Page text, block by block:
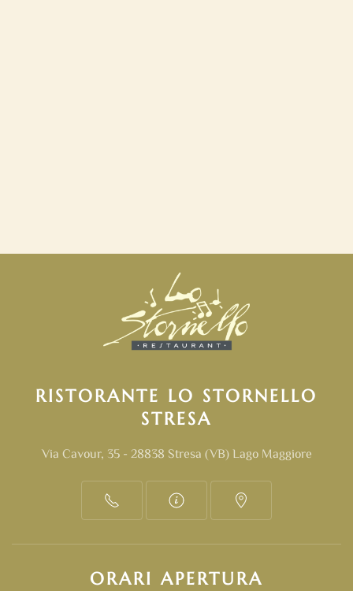
RISTORANTE LO STORNELLO
STRESA
Via Cavour, 35 - 28838 Stresa (VB) Lago Maggiore
ORARI APERTURA